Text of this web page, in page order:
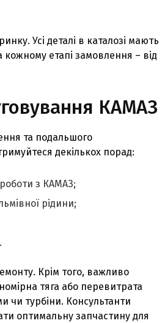
Усі деталі в каталозі мають
кожному етапі замовлення – від
КАМАЗ
та подальшого
декількох порад:
з КАМАЗ;
рідини;
Крім того, важливо
тяга або перевитрата
чи турбіни. Консультанти
оптимальну запчастину для